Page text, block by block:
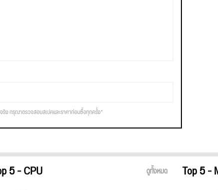
ริง กรุณาตรวจสอบสเปคและราคาก่อนซื้อทุกครั้ง*
5 - CPU ดูทั้งหมด Top 5 -